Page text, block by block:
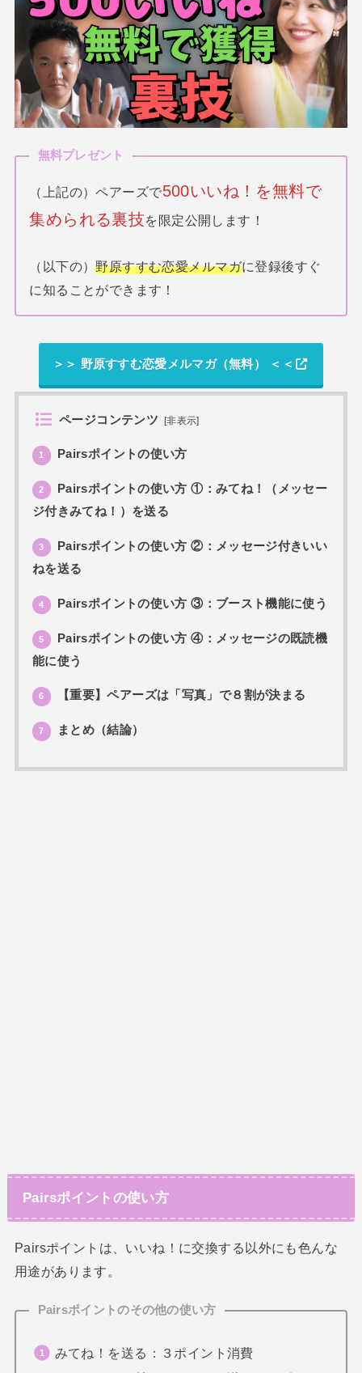
無料プレゼント
（上記の）ペアーズで500いいね！を無料で
集められる裏技を限定公開します！
（以下の）野原すすむ恋愛メルマガに登録後すぐ
に知ることができます！
＞＞ 野原すすむ恋愛メルマガ（無料） ＜＜
ページコンテンツ [非表示]
1 Pairsポイントの使い方
2
Pairsポイントの使い方 ①：みてね！（メッセー
ジ付きみてね！）を送る
3
Pairsポイントの使い方 ②：メッセージ付きいい
ねを送る
4 Pairsポイントの使い方 ③：ブースト機能に使う
5
Pairsポイントの使い方 ④：メッセージの既読機
能に使う
6 【重要】ペアーズは「写真」で８割が決まる
7 まとめ（結論）
Pairsポイントの使い方
Pairsポイントは、いいね！に交換する以外にも色んな
用途があります。
Pairsポイントのその他の使い方
みてね！を送る：３ポイント消費